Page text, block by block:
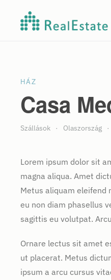
Fő tartalom átugrása
HÁZ
Casa
Szállások Olaszország
Lorem ipsum dolor sit
magna aliqua. Amet
Metus aliquam eleifend
eu non diam phasellus
sagittis eu volutpat.
Ornare lectus sit amet
ut placerat. Metus
ipsum a arcu cursus